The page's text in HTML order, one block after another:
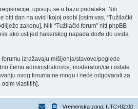
upisuju se u bazu podataka. Niti
biti dan na uvid ikojoj osobi [osim vas, “Tužilački
zakonu]. Niti “Tužilački forum” niti phpBB
e ako uslijed hakerskog napada dođe do uvida
izražavaju mišljenja/stavove/poglede
čemu administratori/ce, moderatori/ce i ostale
ovog foruma ne mogu i neće odgovarati za
osim vlastitih].
Vremenska zona: UTC+02:00